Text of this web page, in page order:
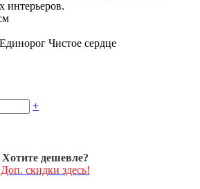
интерьеров.
Чистое сердце
+
Хотите дешевле?
Доп. скидки здесь!